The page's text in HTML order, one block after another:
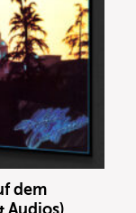
dem
Audios)